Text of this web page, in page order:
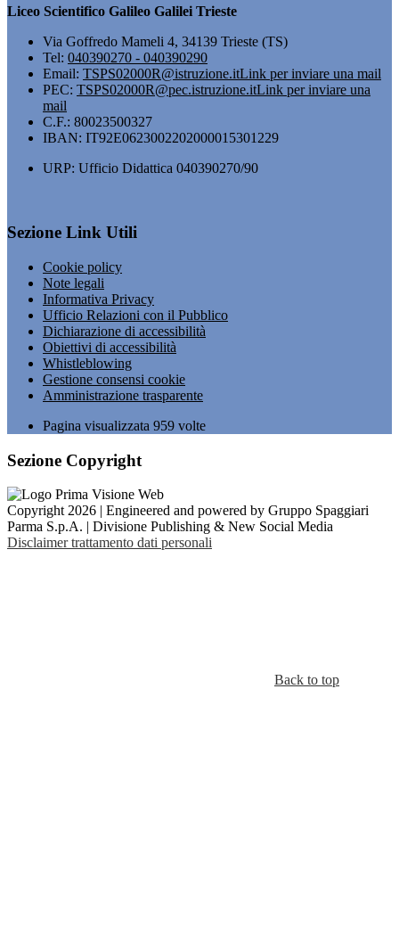
Liceo Scientifico Galileo Galilei Trieste
Via Goffredo Mameli 4, 34139 Trieste (TS)
Tel: 040390270 - 040390290
Email: TSPS02000R@istruzione.itLink per inviare una mail
PEC: TSPS02000R@pec.istruzione.itLink per inviare una
mail
C.F.: 80023500327
IBAN: IT92E0623002202000015301229
URP: Ufficio Didattica 040390270/90
Sezione Link Utili
Cookie policy
Note legali
Informativa Privacy
Ufficio Relazioni con il Pubblico
Dichiarazione di accessibilità
Obiettivi di accessibilità
Whistleblowing
Gestione consensi cookie
Amministrazione trasparente
Pagina visualizzata 959 volte
Sezione Copyright
Copyright 2026 | Engineered and powered by Gruppo Spaggiari
Parma S.p.A. | Divisione Publishing & New Social Media
Disclaimer trattamento dati personali
Back to top